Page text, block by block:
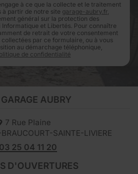
à ce que la collecte et le traitement
à partir de notre site garage-aubry.fr
général sur la protection des
Informatique et Libertés. Pour connaître
de retrait de votre consentement
par ce formulaire, ou à vous
au démarchage téléphonique,
de confidentialité
AUBRY
7 Rue Plaine
SAINTE-LIVIERE
03 25 04 11 20
D'OUVERTURES